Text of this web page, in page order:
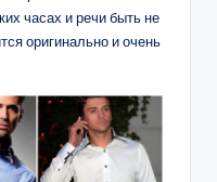
часах и речи быть не
оригинально и очень